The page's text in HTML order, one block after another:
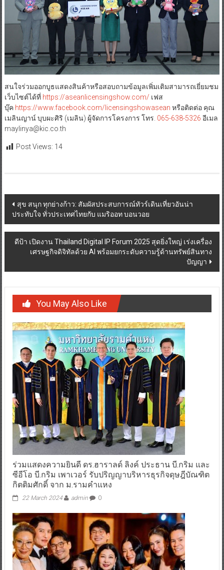
สนใจร่วมออกบูธแสดงสินค้าหรือสอบถามข้อมูลเพิ่มเติมสามารถเยี่ยมชม
เว็บไซต์ได้ที่ https://aseanlicensingshow.com/ เฟส
บุ๊ค https://www.facebook.com/licensingshowasean หรือติดต่อ คุณ
เมลินญาน์ บุบผะศิริ (เมลิน) ผู้จัดการโครงการ โทร. 065-638-5326 อีเมล
maylinya@kic.co.th
Post Views: 14
Post
navigation
สุข สนุก ทุกย่างก้าว: สัมผัสประสบการณ์ทัวร์เดินเที่ยวอันน่า
ประทับใจ ทั่วประเทศไทยกับ แมริออท บอนวอย
ดีป้า เปิดงาน Thailand Digital IP Forum 2025 สุดยิ่งใหญ่ เร่งเครื่อง
เศรษฐกิจดิจิทัลด้วย AI พร้อมยกระดับความรู้ด้านทรัพย์สินทาง
ปัญญา
You May Also Like
ร่วมแสดงความยินดี ดร.ฮาราลด์ ลิงค์ ประธาน บี.กริม และ
ซีอีโอ บี.กริม เพาเวอร์ รับปริญญาบริหารธุรกิจดุษฎีบัณฑิต
กิตติมศักดิ์ จาก ม.รามคำแหง
22 March 2024 admin 0